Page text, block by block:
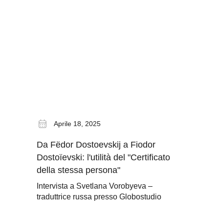
Aprile 18, 2025
Da Fëdor Dostoevskij a Fiodor
Dostoïevski: l'utilità del "Certificato
della stessa persona"
Intervista a Svetlana Vorobyeva –
traduttrice russa presso Globostudio